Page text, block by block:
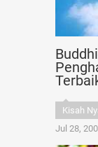
Kisah
Jul 28,